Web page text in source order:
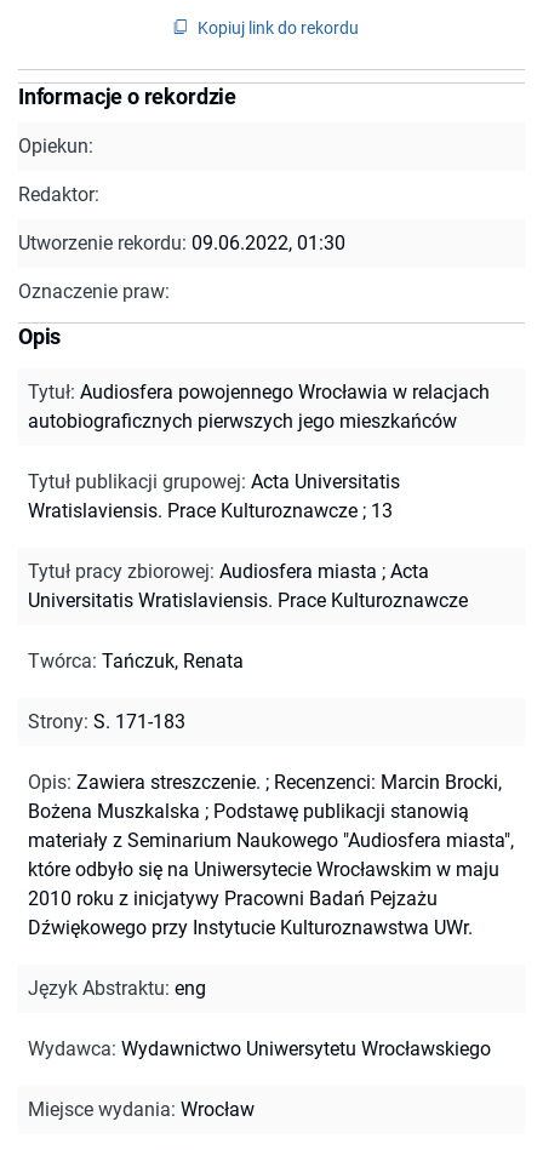
Kopiuj link do rekordu
Informacje o rekordzie
Opiekun:
Redaktor:
Utworzenie rekordu: 09.06.2022, 01:30
Oznaczenie praw:
Opis
Tytuł: Audiosfera powojennego Wrocławia w relacjach
autobiograficznych pierwszych jego mieszkańców
Tytuł publikacji grupowej: Acta Universitatis
Wratislaviensis. Prace Kulturoznawcze ; 13
Tytuł pracy zbiorowej: Audiosfera miasta ; Acta
Universitatis Wratislaviensis. Prace Kulturoznawcze
Twórca: Tańczuk, Renata
Strony: S. 171-183
Opis: Zawiera streszczenie. ; Recenzenci: Marcin Brocki,
Bożena Muszkalska ; Podstawę publikacji stanowią
materiały z Seminarium Naukowego "Audiosfera miasta",
które odbyło się na Uniwersytecie Wrocławskim w maju
2010 roku z inicjatywy Pracowni Badań Pejzażu
Dźwiękowego przy Instytucie Kulturoznawstwa UWr.
Język Abstraktu: eng
Wydawca: Wydawnictwo Uniwersytetu Wrocławskiego
Miejsce wydania: Wrocław